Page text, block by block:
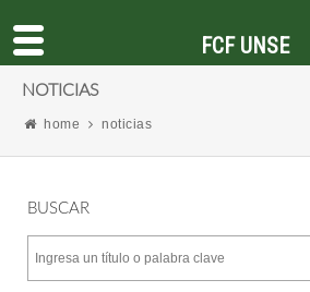
NOTICIAS
home noticias
BUSCAR
FCF UNSE